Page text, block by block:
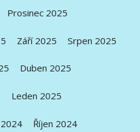
Prosinec 2025
Září 2025 Srpen 2025
Duben 2025
Leden 2025
Říjen 2024